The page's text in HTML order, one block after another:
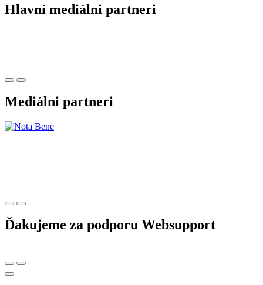
Hlavní mediálni partneri
Mediálni partneri
Ďakujeme za podporu Websupport